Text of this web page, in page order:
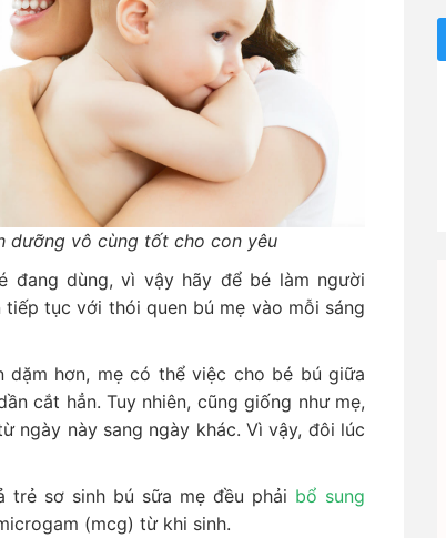
dưỡng vô cùng tốt cho con yêu
đang dùng, vì vậy hãy để bé làm người
tục với thói quen bú mẹ vào mỗi sáng
dặm hơn, mẹ có thể việc cho bé bú giữa
cắt hẳn. Tuy nhiên, cũng giống như mẹ,
ngày này sang ngày khác. Vì vậy, đôi lúc
trẻ sơ sinh bú sữa mẹ đều phải bổ sung
(mcg) từ khi sinh.